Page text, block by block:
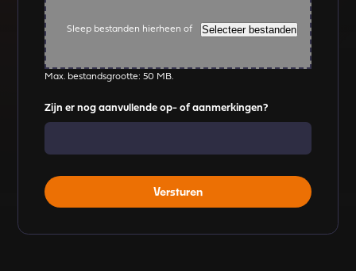
Sleep bestanden hierheen of Selecteer bestanden
Max. bestandsgrootte: 50 MB.
Zijn er nog aanvullende op- of aanmerkingen?